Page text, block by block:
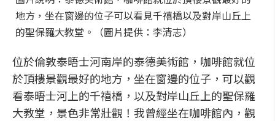
地方，坐在窗邊的位子可以看見千禧橋以及對岸山丘上
的聖保羅大教堂。（圖片提供：李清志）
位於倫敦泰晤士河南岸的泰德美術館，咖啡館就位
於頂樓景觀最好的地方，坐在窗邊的位子，可以觀
看泰晤士河上的千禧橋，以及對岸山丘上的聖保羅
大教堂，景色非常壯觀！我曾經坐在咖啡館內，觀